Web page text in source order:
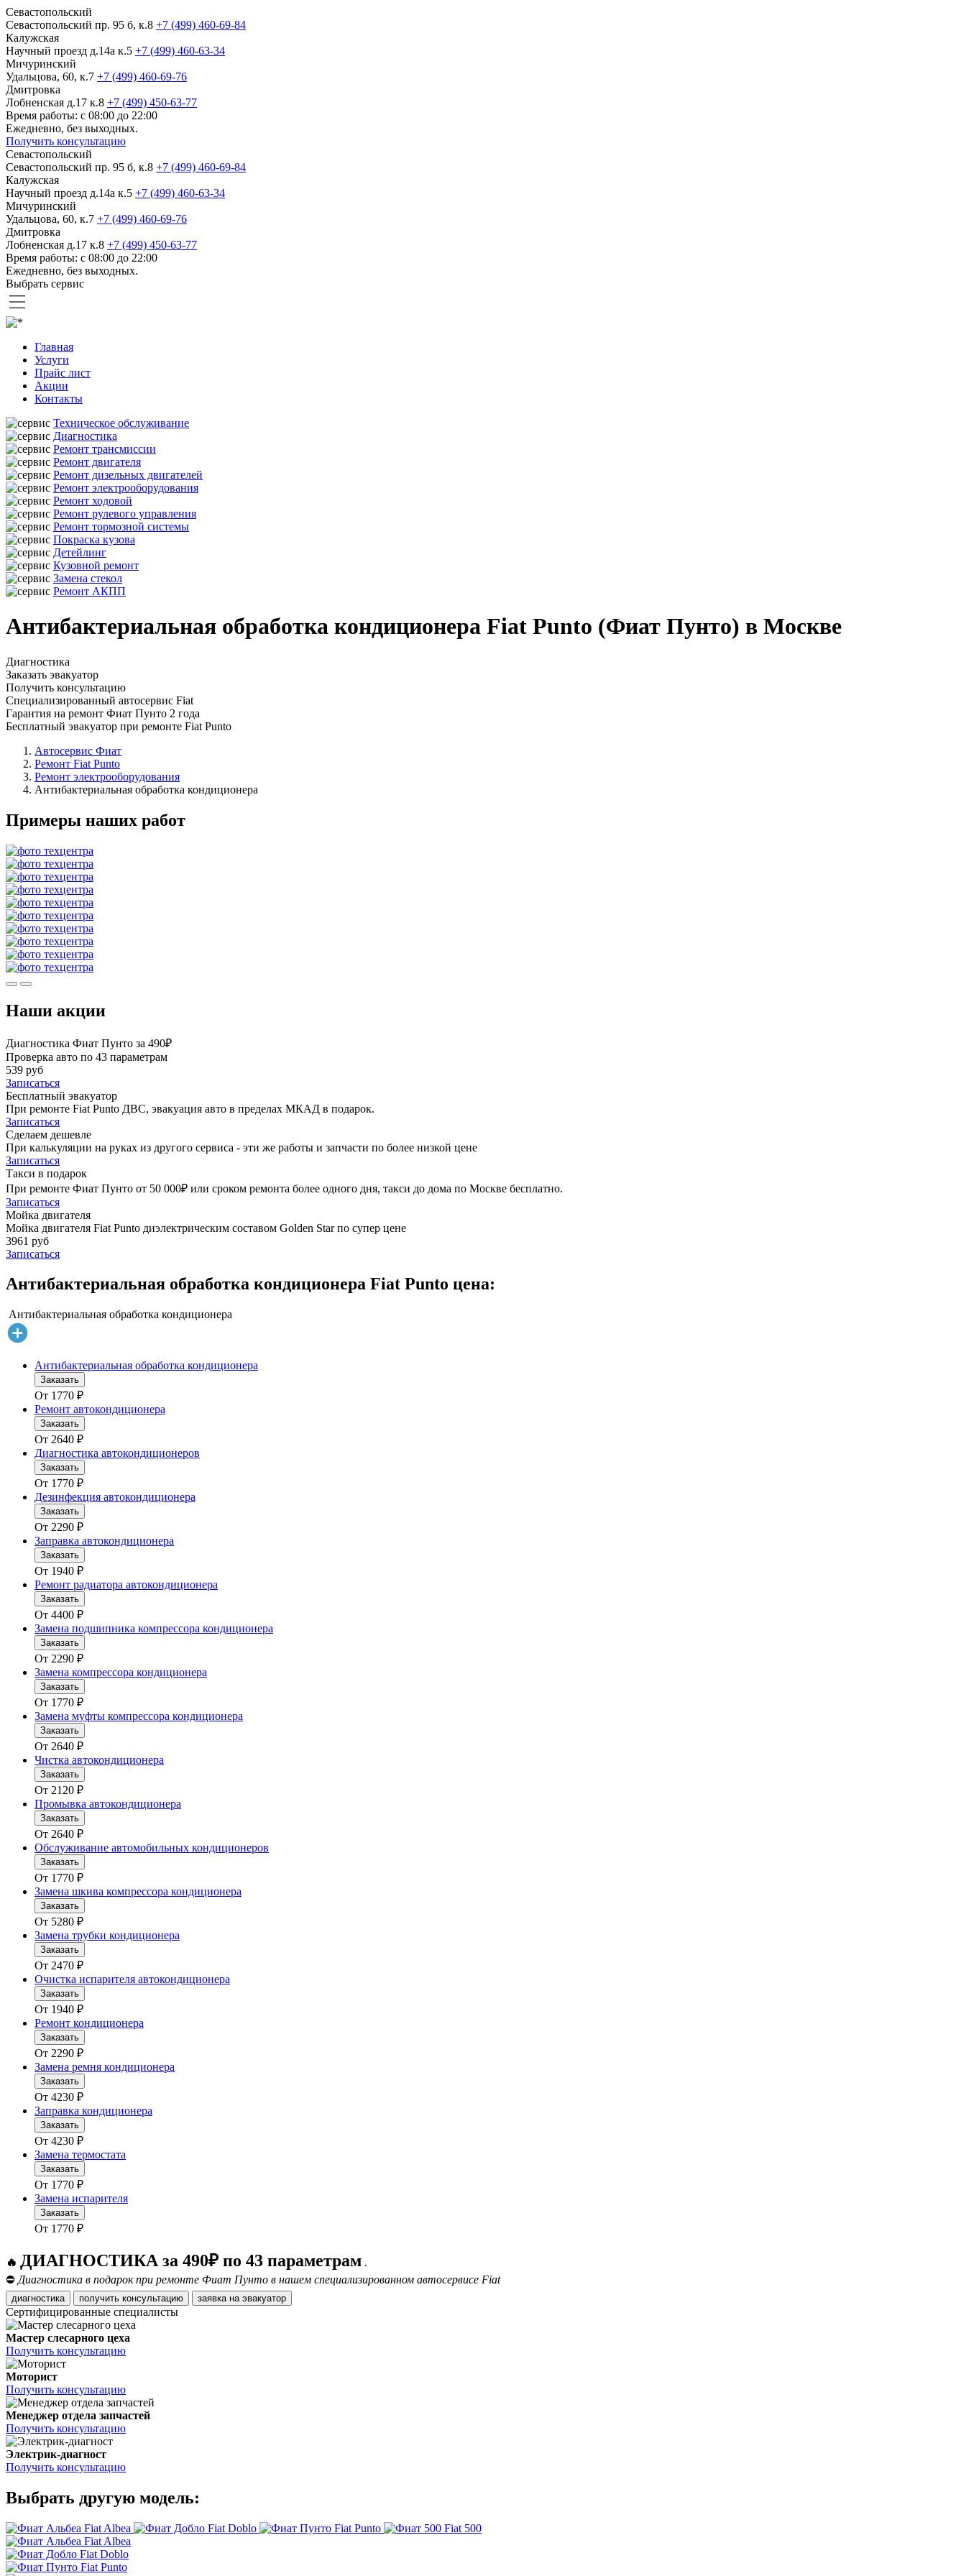
Севастопольский
Севастопольский пр. 95 б, к.8 +7 (499) 460-69-84
Калужская
Научный проезд д.14а к.5 +7 (499) 460-63-34
Мичуринский
Удальцова, 60, к.7 +7 (499) 460-69-76
Дмитровка
Лобненская д.17 к.8 +7 (499) 450-63-77
Время работы: с 08:00 до 22:00
Ежедневно, без выходных.
Получить консультацию
Севастопольский
Севастопольский пр. 95 б, к.8 +7 (499) 460-69-84
Калужская
Научный проезд д.14а к.5 +7 (499) 460-63-34
Мичуринский
Удальцова, 60, к.7 +7 (499) 460-69-76
Дмитровка
Лобненская д.17 к.8 +7 (499) 450-63-77
Время работы: с 08:00 до 22:00
Ежедневно, без выходных.
Выбрать сервис
Главная
Услуги
Прайс лист
Акции
Контакты
Техническое обслуживание
Диагностика
Ремонт трансмиссии
Ремонт двигателя
Ремонт дизельных двигателей
Ремонт электрооборудования
Ремонт ходовой
Ремонт рулевого управления
Ремонт тормозной системы
Покраска кузова
Детейлинг
Кузовной ремонт
Замена стекол
Ремонт АКПП
Антибактериальная обработка кондиционера Fiat Punto (Фиат Пунто) в Москве
Диагностика
Заказать эвакуатор
Получить консультацию
Специализированный автосервис Fiat
Гарантия на ремонт Фиат Пунто 2 года
Бесплатный эвакуатор при ремонте Fiat Punto
Автосервис Фиат
Ремонт Fiat Punto
Ремонт электрооборудования
Антибактериальная обработка кондиционера
Примеры наших работ
Наши акции
Диагностика Фиат Пунто за 490₽
Проверка авто по 43 параметрам
539 руб
Записаться
Бесплатный эвакуатор
При ремонте Fiat Punto ДВС, эвакуация авто в пределах МКАД в подарок.
Записаться
Сделаем дешевле
При калькуляции на руках из другого сервиса - эти же работы и запчасти по более низкой цене
Записаться
Такси в подарок
При ремонте Фиат Пунто от 50 000₽ или сроком ремонта более одного дня, такси до дома по Москве бесплатно.
Записаться
Мойка двигателя
Мойка двигателя Fiat Punto диэлектрическим составом Golden Star по супер цене
3961 руб
Записаться
Антибактериальная обработка кондиционера Fiat Punto цена:
Антибактериальная обработка кондиционера
Антибактериальная обработка кондиционера
Заказать
От 1770 ₽
Ремонт автокондиционера
Заказать
От 2640 ₽
Диагностика автокондиционеров
Заказать
От 1770 ₽
Дезинфекция автокондиционера
Заказать
От 2290 ₽
Заправка автокондиционера
Заказать
От 1940 ₽
Ремонт радиатора автокондиционера
Заказать
От 4400 ₽
Замена подшипника компрессора кондиционера
Заказать
От 2290 ₽
Замена компрессора кондиционера
Заказать
От 1770 ₽
Замена муфты компрессора кондиционера
Заказать
От 2640 ₽
Чистка автокондиционера
Заказать
От 2120 ₽
Промывка автокондиционера
Заказать
От 2640 ₽
Обслуживание автомобильных кондиционеров
Заказать
От 1770 ₽
Замена шкива компрессора кондиционера
Заказать
От 5280 ₽
Замена трубки кондиционера
Заказать
От 2470 ₽
Очистка испарителя автокондиционера
Заказать
От 1940 ₽
Ремонт кондиционера
Заказать
От 2290 ₽
Замена ремня кондиционера
Заказать
От 4230 ₽
Заправка кондиционера
Заказать
От 4230 ₽
Замена термостата
Заказать
От 1770 ₽
Замена испарителя
Заказать
От 1770 ₽
🔥 ДИАГНОСТИКА за 490₽ по 43 параметрам .
⛔ Диагностика в подарок при ремонте Фиат Пунто в нашем специализированном автосервисе Fiat
диагностика получить консультацию заявка на эвакуатор
Сертифицированные специалисты
Мастер слесарного цеха
Получить консультацию
Моторист
Получить консультацию
Менеджер отдела запчастей
Получить консультацию
Электрик-диагност
Получить консультацию
Выбрать другую модель:
Fiat Albea Fiat Doblo Fiat Punto
Fiat 500
Fiat Albea
Fiat Doblo
Fiat Punto